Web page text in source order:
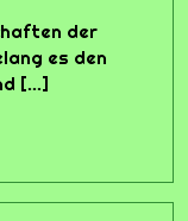
der
es den
[...]